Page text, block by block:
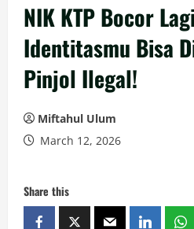
NIK KTP Bocor
Identitasmu Bisa
Pinjol Ilegal!
Miftahul Ulum
March 12, 2026
Share this